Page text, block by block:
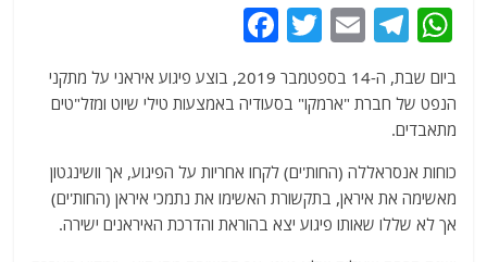
W
at
s
A
p
p
T
e
ra
m
E
ai
T
itt
c
b
o
o
ביום שבת, ה-14 בספטמבר 2019, בוצע פיגוע איראני על מתקני
הנפט של חברת "ארמקו" בסעודיה באמצעות טילי שיוט ומזל"טים
מתאבדים.
כוחות אנסראללה (החות'ים) לקחו אחריות על הפיגוע, אך וושינגטון
מאשימה את איראן, בתקשורת האשימו את נתמכי איראן (החות'ים)
אך לא שללו שאותו פיגוע יצא בהוראת והדרכת האיראנים ישירה.